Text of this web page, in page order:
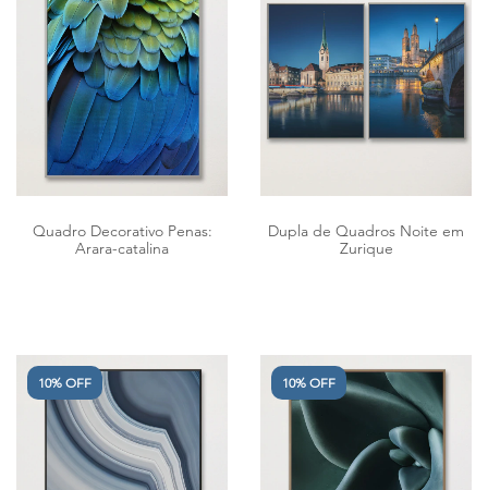
Quadro Decorativo Penas:
Arara-catalina
Dupla de Quadros Noite em
Zurique
10% OFF 10% OFF